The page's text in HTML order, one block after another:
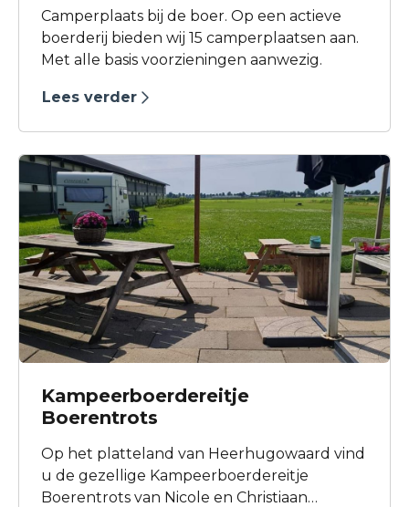
Camperplaats bij de boer. Op een actieve
boerderij bieden wij 15 camperplaatsen aan.
Met alle basis voorzieningen aanwezig.
Lees verder
Kampeerboerdereitje
Boerentrots
Op het platteland van Heerhugowaard vind
u de gezellige Kampeerboerdereitje
Boerentrots van Nicole en Christiaan